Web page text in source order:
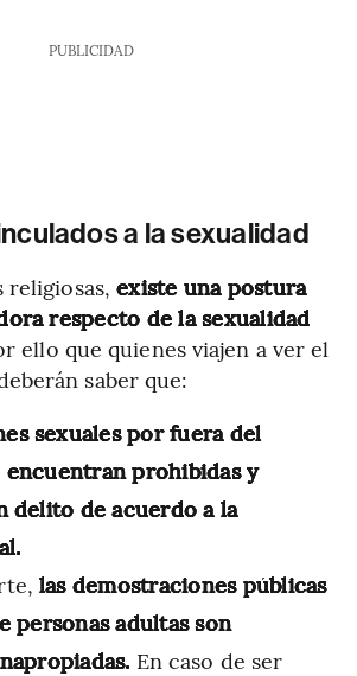
PUBLICIDAD
a la sexualidad
religiosas,existe una postura
respecto de la sexualidad
ello que quienes viajen a ver el
saber que:
sexuales por fuera del
prohibidas y
delito de acuerdo a la
las demostraciones públicas
personas adultas son
En caso de ser